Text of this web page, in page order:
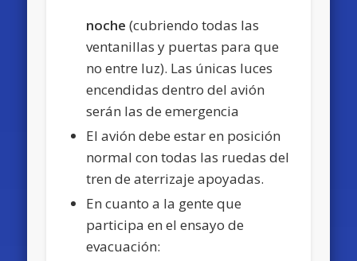
noche (cubriendo todas las
ventanillas y puertas para que
no entre luz). Las únicas luces
encendidas dentro del avión
serán las de emergencia
El avión debe estar en posición
normal con todas las ruedas del
tren de aterrizaje apoyadas.
En cuanto a la gente que
participa en el ensayo de
evacuación: